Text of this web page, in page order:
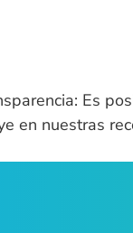
Es
en nuestras